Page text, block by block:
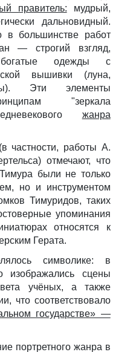
правитель: мудрый,
дальновидный.
в большинстве работ
— строгий взгляд,
одежды с
вышивки (луна,
Эти элементы
"зеркала
жанра
частности, работы А.
отмечают, что
были не только
но и инструментом
Тимуридов, таких
упоминания
относятся к
Герата.
символике: в
изображались сцены
учёных, а также
что соответствовало
государстве» —
портретного жанра в